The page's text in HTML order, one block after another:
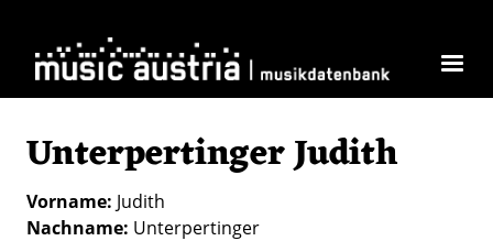
Unterpertinger Judith
Vorname Judith
Nachname Unterpertinger